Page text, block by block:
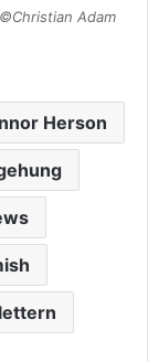
©Christian Adam
Herson